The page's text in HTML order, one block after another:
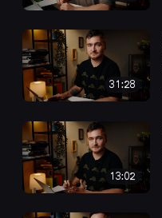
31:28
13:02